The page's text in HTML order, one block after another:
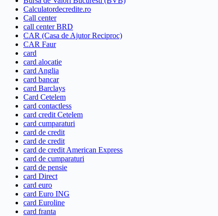
Calculatordecredite.ro
Call center
call center BRD
CAR (Casa de Ajutor Reciproc)
CAR Faur
card
card alocatie
card Anglia
card bancar
card Barclays
Card Cetelem
card contactless
card credit Cetelem
card cumparaturi
card de credit
card de credit
card de credit American Express
card de cumparaturi
card de pensie
card Direct
card euro
card Euro ING
card Euroline
card franta